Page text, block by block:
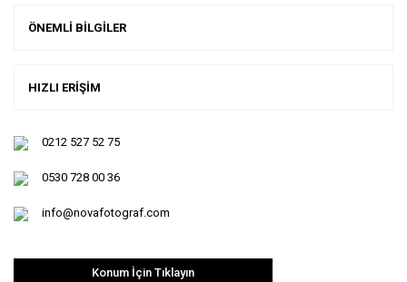
ÖNEMLİ BİLGİLER
HIZLI ERİŞİM
0212 527 52 75
0530 728 00 36
info@novafotograf.com
Konum İçin Tıklayın